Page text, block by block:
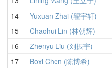
14 Yuxuan Zhai (翟宇轩)
15 Chaohui Lin (林朝辉)
16 Zhenyu Liu (刘振宇)
17 Boxi Chen (陈博希)